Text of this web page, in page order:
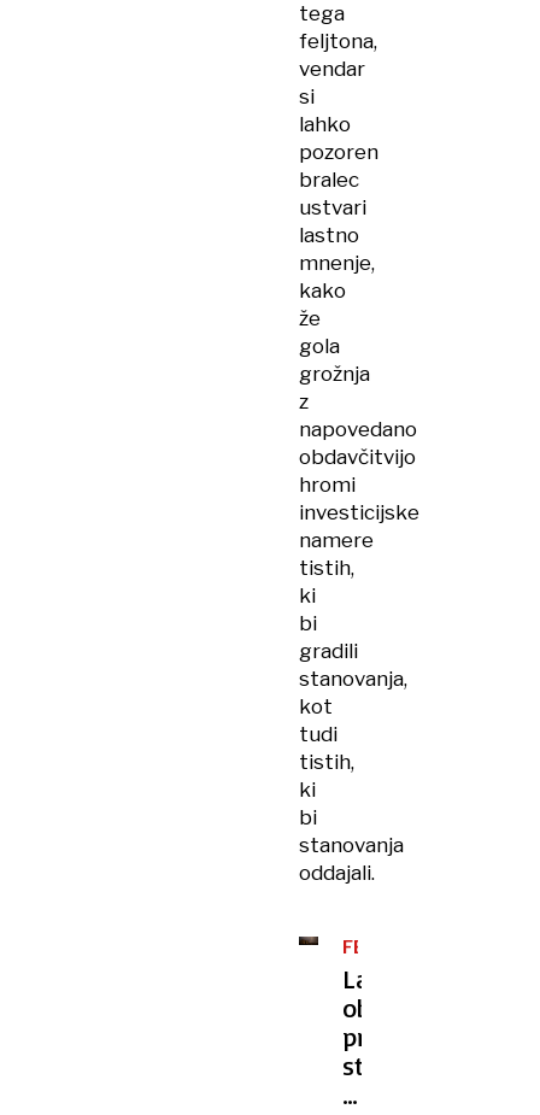
tega
feljtona,
vendar
si
lahko
pozoren
bralec
ustvari
lastno
mnenje,
kako
že
gola
grožnja
z
napovedano
obdavčitvijo
hromi
investicijske
namere
tistih,
ki
bi
gradili
stanovanja,
kot
tudi
tistih,
ki
bi
stanovanja
oddajali.
FELJTON
Lahko
obdavčitev
praznih
stanovanj
reši